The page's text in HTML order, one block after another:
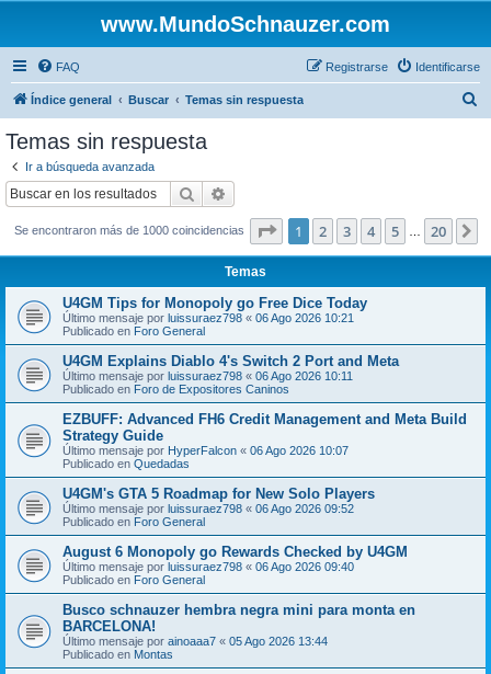
www.MundoSchnauzer.com
FAQ Identificarse
Registrarse
Índice general Buscar Temas sin respuesta
Temas sin respuesta
Ir a búsqueda avanzada
Buscar
Se encontraron más de 1000 coincidencias Página de 20
1 2 3 4 5 20
Temas
U4GM Tips for Monopoly go Free Dice Today
Último mensaje por luissuraez798 « 06 Ago 2026 10:21
Publicado en Foro General
U4GM Explains Diablo 4's Switch 2 Port and Meta
Último mensaje por luissuraez798 « 06 Ago 2026 10:11
Publicado en Foro de Expositores Caninos
EZBUFF: Advanced FH6 Credit Management and Meta Build
Strategy Guide
Último mensaje por HyperFalcon « 06 Ago 2026 10:07
Publicado en Quedadas
U4GM's GTA 5 Roadmap for New Solo Players
Último mensaje por luissuraez798 « 06 Ago 2026 09:52
Publicado en Foro General
August 6 Monopoly go Rewards Checked by U4GM
Último mensaje por luissuraez798 « 06 Ago 2026 09:40
Publicado en Foro General
Busco schnauzer hembra negra mini para monta en
BARCELONA!
Último mensaje por ainoaaa7 « 05 Ago 2026 13:44
Publicado en Montas